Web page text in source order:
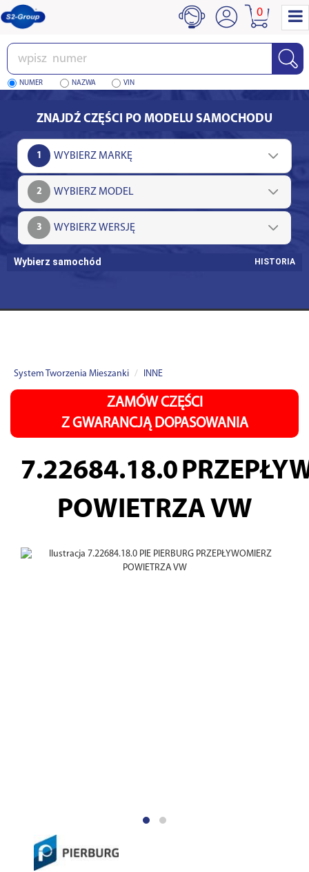
Wpisz
numer
NUMER NAZWA VIN
0
ZNAJDŹ CZĘŚCI PO MODELU SAMOCHODU
1
2
3
Wybierz samochód HISTORIA
System Tworzenia Mieszanki INNE
ZAMÓW CZĘŚCI
Z GWARANCJĄ DOPASOWANIA
7.22684.18.0
POWIETRZA VW